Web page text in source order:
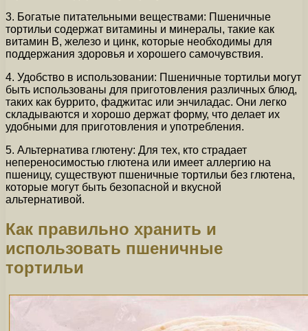
3. Богатые питательными веществами: Пшеничные
тортильи содержат витамины и минералы, такие как
витамин В, железо и цинк, которые необходимы для
поддержания здоровья и хорошего самочувствия.
4. Удобство в использовании: Пшеничные тортильи могут
быть использованы для приготовления различных блюд,
таких как буррито, фаджитас или энчиладас. Они легко
складываются и хорошо держат форму, что делает их
удобными для приготовления и употребления.
5. Альтернатива глютену: Для тех, кто страдает
непереносимостью глютена или имеет аллергию на
пшеницу, существуют пшеничные тортильи без глютена,
которые могут быть безопасной и вкусной
альтернативой.
Как правильно хранить и
использовать пшеничные
тортильи